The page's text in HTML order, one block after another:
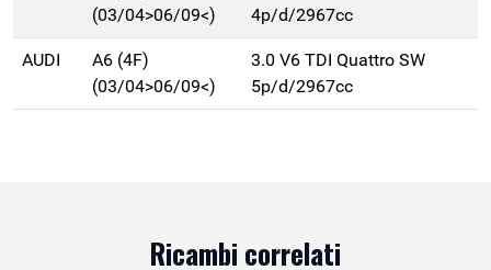
(03/04>06/09<)
4p/d/2967cc
AUDI
A6 (4F)
(03/04>06/09<)
3.0 V6 TDI Quattro SW
5p/d/2967cc
Ricambi correlati